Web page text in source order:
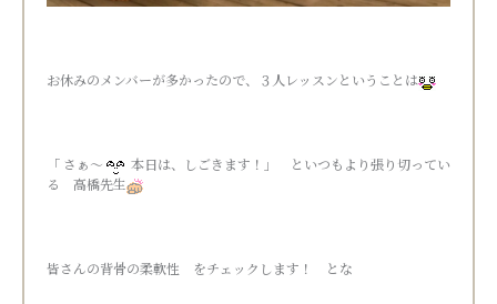
お休みのメンバーが多かったので、３人レッスンということは
「 さぁ～
本日は、しごきます！」 といつもより張り切ってい
る 高橋先生
皆さんの背骨の柔軟性 をチェックします！ とな